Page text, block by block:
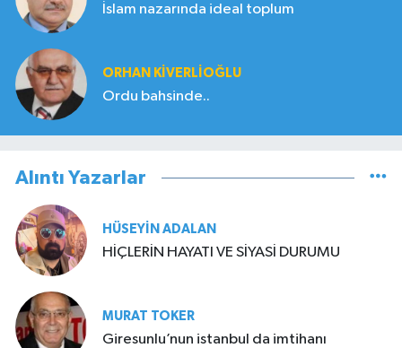
İslam nazarında ideal toplum
ORHAN KIVERLIOĞLU
Ordu bahsinde..
Alıntı Yazarlar
HÜSEYIN ADALAN
HİÇLERİN HAYATI VE SİYASİ DURUMU
MURAT TOKER
Giresunlu’nun istanbul da imtihanı